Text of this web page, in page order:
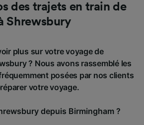
des trajets en train de
Shrewsbury
plus sur votre voyage de
? Nous avons rassemblé les
posées par nos clients
votre voyage.
depuis Birmingham ?